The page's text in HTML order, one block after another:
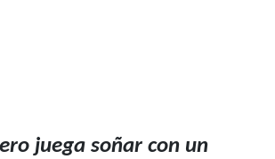
juega soñar con un